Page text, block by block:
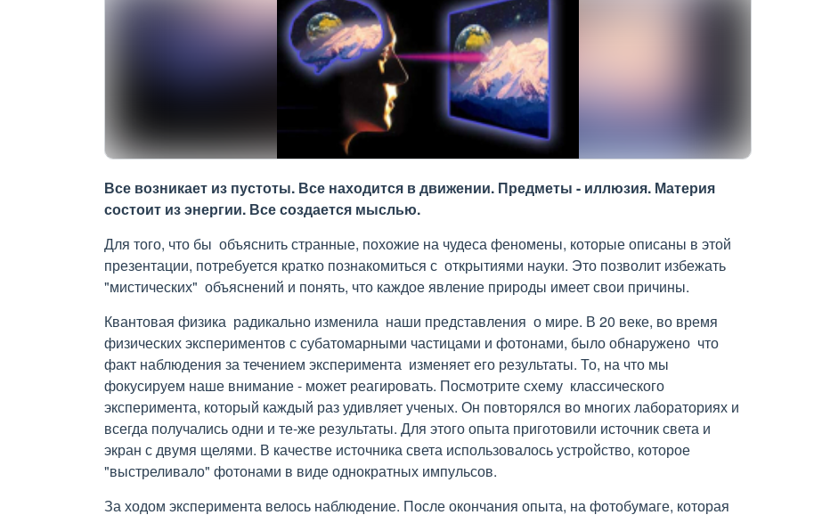
Все возникает из пустоты. Все находится в движении. Предметы - иллюзия. Материя
состоит из энергии. Все создается мыслью.
Для того, что бы объяснить странные, похожие на чудеса феномены, которые описаны в этой
презентации, потребуется кратко познакомиться с открытиями науки. Это позволит избежать
"мистических" объяснений и понять, что каждое явление природы имеет свои причины.
Квантовая физика радикально изменила наши представления о мире. В 20 веке, во время
физических экспериментов с субатомарными частицами и фотонами, было обнаружено что
факт наблюдения за течением эксперимента изменяет его результаты. То, на что мы
фокусируем наше внимание - может реагировать. Посмотрите схему классического
эксперимента, который каждый раз удивляет ученых. Он повторялся во многих лабораториях и
всегда получались одни и те-же результаты. Для этого опыта приготовили источник света и
экран с двумя щелями. В качестве источника света использовалось устройство, которое
"выстреливало" фотонами в виде однократных импульсов.
За ходом эксперимента велось наблюдение. После окончания опыта, на фотобумаге, которая